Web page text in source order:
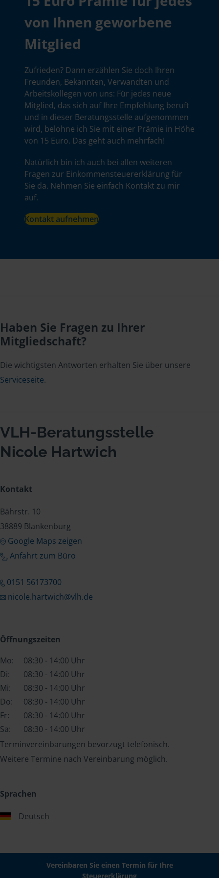
von Ihnen geworbene
Mitglied
Zufrieden? Dann erzählen Sie doch Ihren
Freunden, Bekannten, Verwandten und
Arbeitskollegen von uns: Für jedes neue
Mitglied, das sich auf Ihre Empfehlung beruft
und in dieser Beratungsstelle aufgenommen
wird, belohne ich Sie mit einer Prämie in Höhe
von 15 Euro. Das geht auch mehrfach!
Natürlich bin ich auch bei allen weiteren
Fragen zur Einkommensteuererklärung für
Sie da. Nehmen Sie einfach Kontakt zu mir
auf.
Kontakt aufnehmen
Haben Sie Fragen zu Ihrer
Mitgliedschaft?
Die wichtigsten Antworten erhalten Sie über unsere
Serviceseite.
VLH-Beratungsstelle
Nicole Hartwich
Kontakt
Bährstr. 10
38889 Blankenburg
Google Maps zeigen
Anfahrt zum Büro
0151 56173700
nicole.hartwich@vlh.de
Öffnungszeiten
Mo:
08:30 - 14:00 Uhr
Di:
08:30 - 14:00 Uhr
Mi:
08:30 - 14:00 Uhr
Do:
08:30 - 14:00 Uhr
Fr:
08:30 - 14:00 Uhr
Sa:
08:30 - 14:00 Uhr
Terminvereinbarungen bevorzugt telefonisch.
Weitere Termine nach Vereinbarung möglich.
Sprachen
Deutsch
Vereinbaren Sie einen Termin für Ihre
Steuererklärung